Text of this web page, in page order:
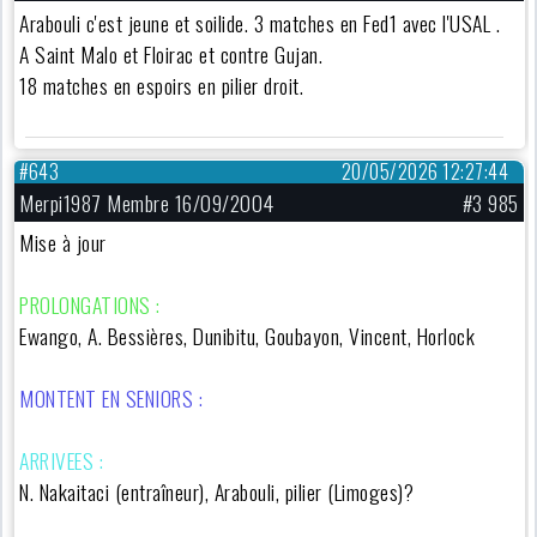
Arabouli c'est jeune et soilide. 3 matches en Fed1 avec l'USAL .
A Saint Malo et Floirac et contre Gujan.
18 matches en espoirs en pilier droit.
20/05/2026 12:27:44
#643
Merpi1987 Membre 16/09/2004
#3 985
Mise à jour
PROLONGATIONS :
Ewango, A. Bessières, Dunibitu, Goubayon, Vincent, Horlock
MONTENT EN SENIORS :
ARRIVEES :
N. Nakaitaci (entraîneur), Arabouli, pilier (Limoges)?